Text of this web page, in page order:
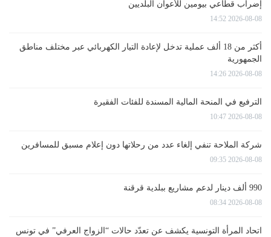
إضراب قطاعي بيومين للأعوان البلديين
2026-08-08 14:52
أكثر من 18 ألف عملية تدخل لإعادة التيار الكهربائي عبر مختلف مناطق
الجمهورية
2026-08-08 14:26
الترفيع في المنحة المالية المسندة للفئات الفقيرة
2026-08-08 10:47
شركة الملاحة تنفي إلغاء عدد من رحلاتها دون إعلام مسبق للمسافرين
2026-08-08 09:35
990 ألف دينار لدعم مشاريع ببلدية قرقنة
2026-08-08 08:34
اتحاد المرأة التونسية يكشف عن تعدّد حالات “الزواج العرفي” في تونس